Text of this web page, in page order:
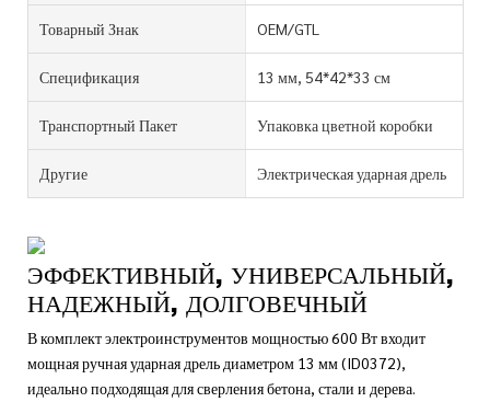
Товарный Знак OEM/GTL
Спецификация 13 мм, 54*42*33 см
Транспортный Пакет Упаковка цветной коробки
Другие Электрическая ударная дрель
ЭФФЕКТИВНЫЙ, УНИВЕРСАЛЬНЫЙ,
НАДЕЖНЫЙ, ДОЛГОВЕЧНЫЙ
В комплект электроинструментов мощностью 600 Вт входит
мощная ручная ударная дрель диаметром 13 мм (ID0372),
идеально подходящая для сверления бетона, стали и дерева.